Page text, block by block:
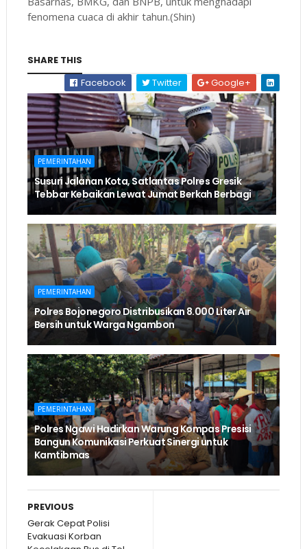
fenomena cuaca di akhir tahun.(Shin)
SHARE THIS
Facebook
Twitter Google+
PEMERINTAHAN
Susuri Jalanan Kota, Satlantas Polres Gresik
Tebbar Kebaikan Lewat Jumat Berkah Berbagi
PEMERINTAHAN
Polres Bojonegoro Distribusikan 8.000 Liter Air
Bersih untuk Warga Ngambon
PEMERINTAHAN
Polres Ngawi Hadirkan Warung Kompas Presisi
Bangun Komunikasi Perkuat Sinergi untuk
Kamtibmas
PREVIOUS
Gerak Cepat Polisi
Evakuasi Korban